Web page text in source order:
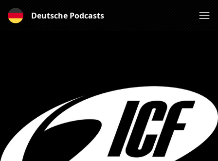
Deutsche Podcasts